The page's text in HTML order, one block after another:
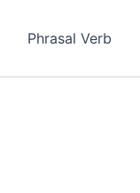
Phrasal Verb